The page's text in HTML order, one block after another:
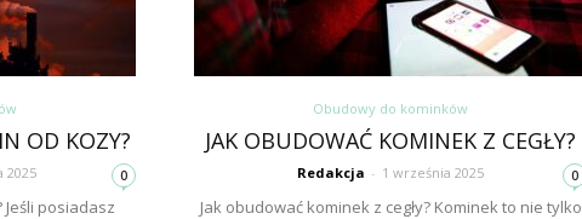
OD KOZY?
2025 0
posiadasz
Obudowy do kominków
JAK OBUDOWAĆ KOMINEK Z CEGŁY?
Redakcja - 1 września 2025 0
Jak obudować kominek z cegły? Kominek to nie tylko